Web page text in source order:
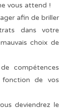
vous attend !
afin de briller
dans votre
choix de
compétences
fonction de vos
deviendrez le